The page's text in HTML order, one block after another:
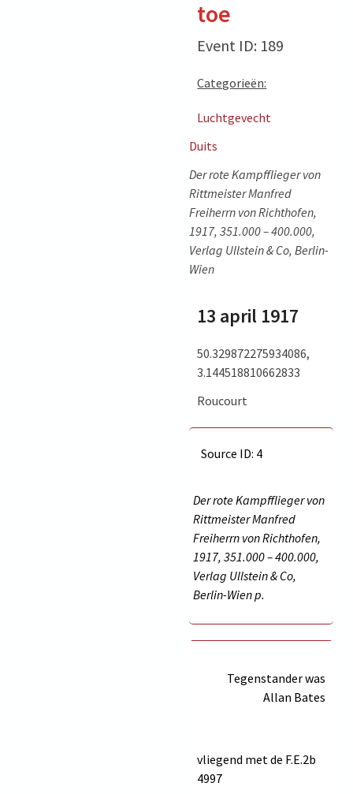
toe
Event ID: 189
Categorieën:
Luchtgevecht
Duits
Der rote Kampfflieger von
Rittmeister Manfred
Freiherrn von Richthofen,
1917, 351.000 – 400.000,
Verlag Ullstein & Co, Berlin-
Wien
13 april 1917
50.329872275934086,
3.144518810662833
Roucourt
Source ID: 4
Der rote Kampfflieger von
Rittmeister Manfred
Freiherrn von Richthofen,
1917, 351.000 – 400.000,
Verlag Ullstein & Co,
Berlin-Wien p.
Tegenstander was
Allan Bates
vliegend met de F.E.2b
4997